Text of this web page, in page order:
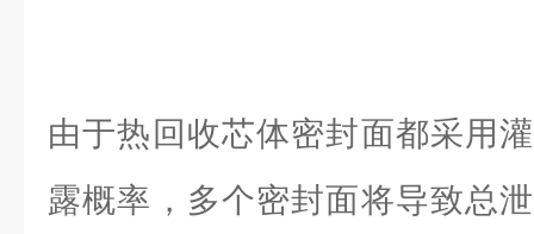
由于热回收芯体密封面都采用
露概率，多个密封面将导致总